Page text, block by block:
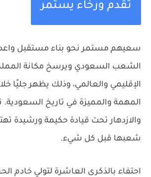
تقدم ورخاء يستمر
سعيهم مستمر نحو بناء مستقبل
الشعب السعودي ويرسخ مكانة
الإقليمي والعالمي، وذلك يظهر جليًا
المهمة والمميزة في تاريخ السعودية.
والازدهار تحت قيادة حكيمة ورشيدة
شعبها قبل كل شيء.
احتفاء بالذكرى العاشرة لتولي خادم